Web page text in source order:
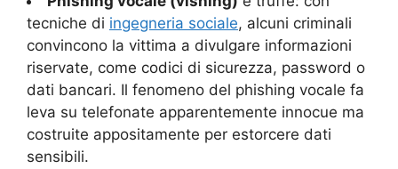
tecniche di ingegneria sociale, alcuni criminali
convincono la vittima a divulgare informazioni
riservate, come codici di sicurezza, password o
dati bancari. Il fenomeno del phishing vocale fa
leva su telefonate apparentemente innocue ma
costruite appositamente per estorcere dati
sensibili.